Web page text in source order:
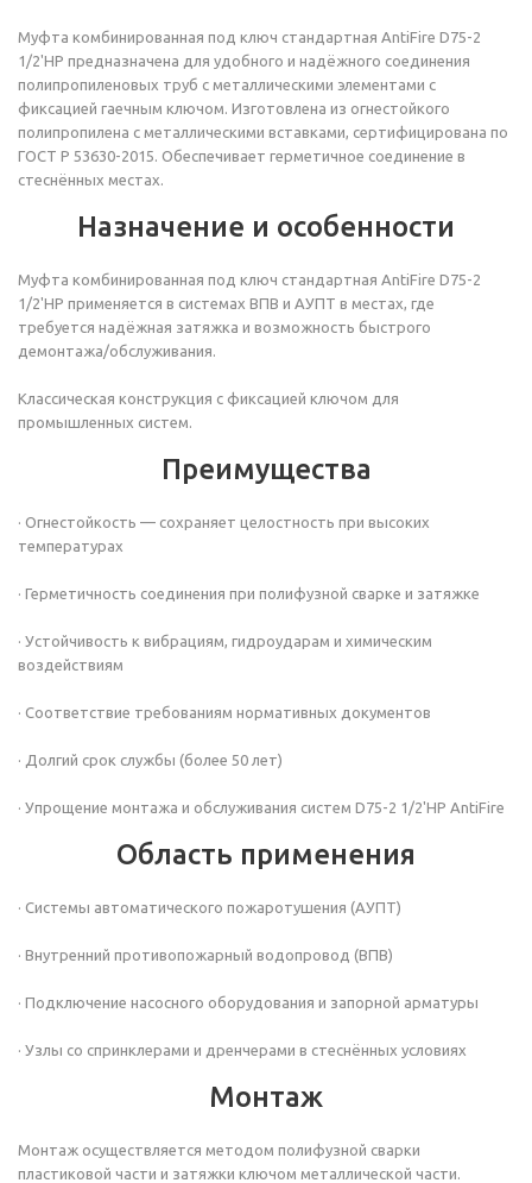
Муфта комбинированная под ключ стандартная AntiFire D75-2
1/2'НР предназначена для удобного и надёжного соединения
полипропиленовых труб с металлическими элементами с
фиксацией гаечным ключом. Изготовлена из огнестойкого
полипропилена с металлическими вставками, сертифицирована по
ГОСТ Р 53630-2015. Обеспечивает герметичное соединение в
стеснённых местах.
Назначение и особенности
Муфта комбинированная под ключ стандартная AntiFire D75-2
1/2'НР применяется в системах ВПВ и АУПТ в местах, где
требуется надёжная затяжка и возможность быстрого
демонтажа/обслуживания.
Классическая конструкция с фиксацией ключом для
промышленных систем.
Преимущества
· Огнестойкость — сохраняет целостность при высоких
температурах
· Герметичность соединения при полифузной сварке и затяжке
· Устойчивость к вибрациям, гидроударам и химическим
воздействиям
· Соответствие требованиям нормативных документов
· Долгий срок службы (более 50 лет)
· Упрощение монтажа и обслуживания систем D75-2 1/2'НР AntiFire
Область применения
· Системы автоматического пожаротушения (АУПТ)
· Внутренний противопожарный водопровод (ВПВ)
· Подключение насосного оборудования и запорной арматуры
· Узлы со спринклерами и дренчерами в стеснённых условиях
Монтаж
Монтаж осуществляется методом полифузной сварки
пластиковой части и затяжки ключом металлической части.